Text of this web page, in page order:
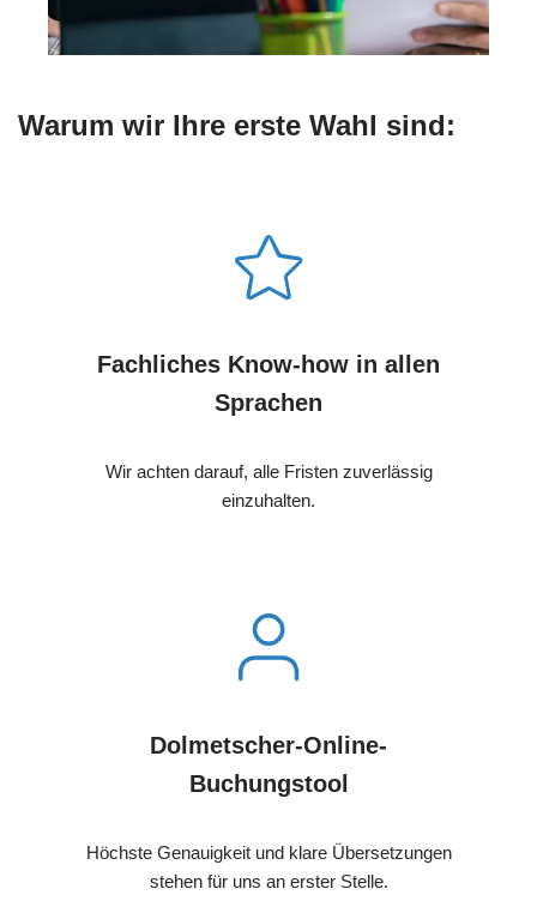
Warum wir Ihre erste Wahl sind:
Fachliches Know-how in allen
Sprachen
Wir achten darauf, alle Fristen zuverlässig
einzuhalten.
Dolmetscher-Online-
Buchungstool
Höchste Genauigkeit und klare Übersetzungen
stehen für uns an erster Stelle.